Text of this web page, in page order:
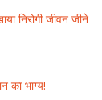
निरोगी जीवन जीने
का भाग्य!